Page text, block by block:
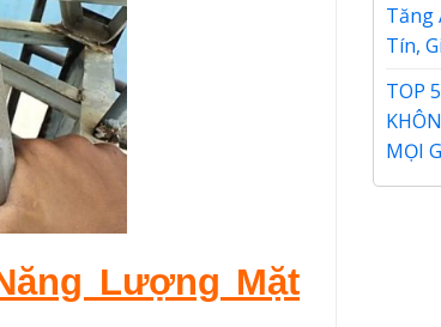
Lượng Mặt
Tăng
Tín,
TOP
MỌI